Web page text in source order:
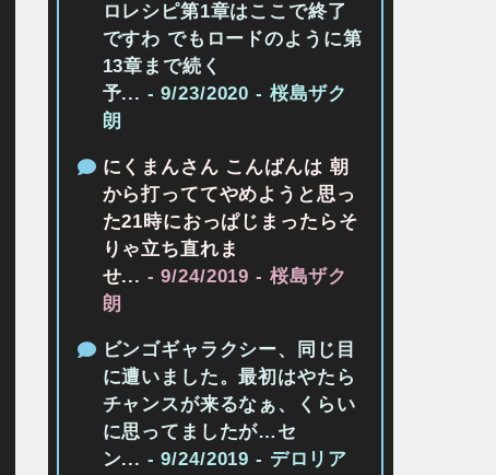
ロレシピ第1章はここで終了
ですわ でもロードのように第
13章まで続く
予... - 9/23/2020 - 桜島ザク
朗
にくまんさん こんばんは 朝
から打っててやめようと思っ
た21時におっぱじまったらそ
りゃ立ち直れま
せ... - 9/24/2019 - 桜島ザク
朗
ビンゴギャラクシー、同じ目
に遭いました。最初はやたら
チャンスが来るなぁ、くらい
に思ってましたが…セ
ン... - 9/24/2019 - デロリア